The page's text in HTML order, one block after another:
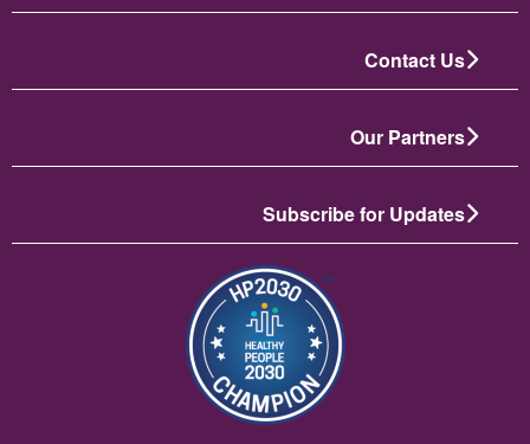
Contact Us
Our Partners
Subscribe for Updates
تصویر